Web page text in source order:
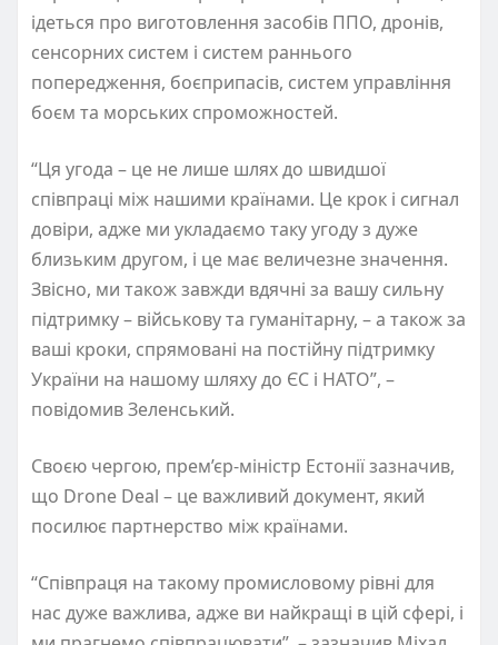
ідеться про виготовлення засобів ППО, дронів,
сенсорних систем і систем раннього
попередження, боєприпасів, систем управління
боєм та морських спроможностей.
“Ця угода – це не лише шлях до швидшої
співпраці між нашими країнами. Це крок і сигнал
довіри, адже ми укладаємо таку угоду з дуже
близьким другом, і це має величезне значення.
Звісно, ми також завжди вдячні за вашу сильну
підтримку – військову та гуманітарну, – а також за
ваші кроки, спрямовані на постійну підтримку
України на нашому шляху до ЄС і НАТО”, –
повідомив Зеленський.
Своєю чергою, прем’єр-міністр Естонії зазначив,
що Drone Deal – це важливий документ, який
посилює партнерство між країнами.
“Співпраця на такому промисловому рівні для
нас дуже важлива, адже ви найкращі в цій сфері, і